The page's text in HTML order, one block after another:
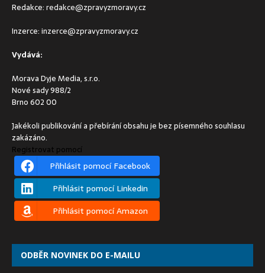
Redakce:redakce@zpravyzmoravy.cz
Inzerce:inzerce@zpravyzmoravy.cz
Vydává:
Morava Dyje Media, s.r.o.
Nové sady 988/2
Brno 602 00
Jakékoli publikování a přebírání obsahu je bez písemného souhlasu
zakázáno.
Registrovat pomocí
Přihlásit pomocí Facebook
Přihlásit pomocí Linkedin
Přihlásit pomocí Amazon
ODBĚR NOVINEK DO E-MAILU